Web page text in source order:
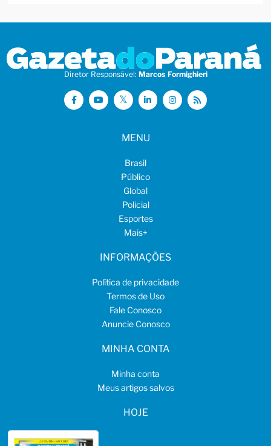
Diretor Responsável: Marcos Formighieri
MENU
Brasil
Público
Global
Policial
Esportes
Mais+
INFORMAÇÕES
Política de privacidade
Termos de Uso
Fale Conosco
Anuncie Conosco
MINHA CONTA
Minha conta
Meus artigos salvos
HOJE